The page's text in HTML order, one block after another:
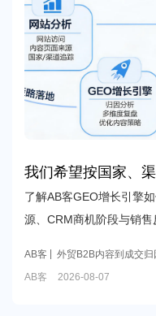
我们希望按国家、
访问到询盘、商机
引擎需要怎样与
合？
了解AB客GEO增长引擎
源、CRM商机阶段与销售
AB客 外贸B2B内容到成交归
AB客 2026-08-07